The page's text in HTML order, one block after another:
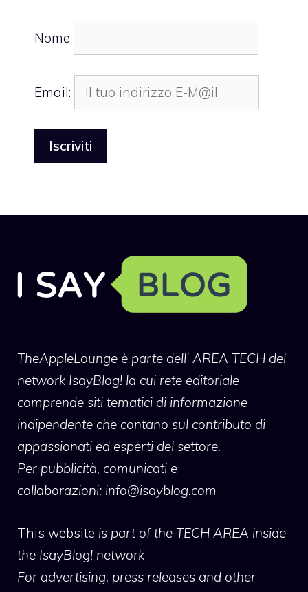
Nome
Email:
TheAppleLounge è parte dell' AREA TECH del
network IsayBlog! la cui rete editoriale
comprende siti tematici di informazione
indipendente che contano sul contributo di
appassionati ed esperti del settore.
Per pubblicità, comunicati e
collaborazioni: info@isayblog.com
This website is part of the TECH AREA inside
the IsayBlog! network
For advertising, press releases and other